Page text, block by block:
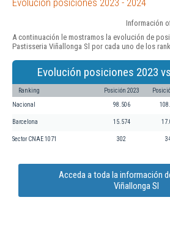
Información
A continuación le mostramos la evolución de
Pastisseria Viñallonga Sl por cada uno de los
Evolución posiciones 2023
Ranking Posición 2023
Nacional 98.506
Barcelona 15.574
Sector CNAE 1071 302
Acceda a toda la información
Viñallonga Sl